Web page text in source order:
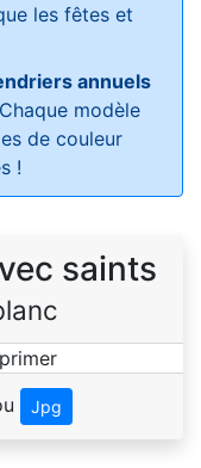
les fêtes et
annuels
modèle
de couleur
!
saints
Jpg